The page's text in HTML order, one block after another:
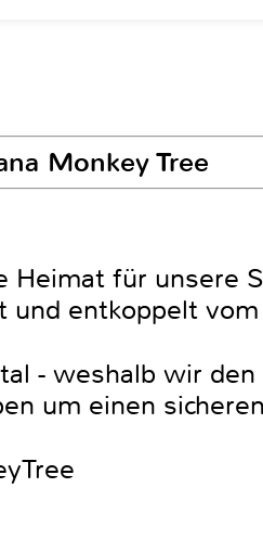
Monkey Tree
Heimat für unsere
entkoppelt
- weshalb wir
um einen